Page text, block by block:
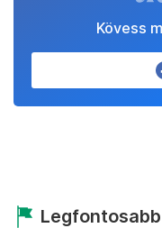
Kövess
Legfontosabb